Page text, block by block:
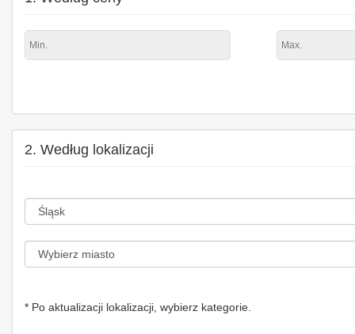
2. Według lokalizacji
* Po aktualizacji lokalizacji, wybierz kategorie.